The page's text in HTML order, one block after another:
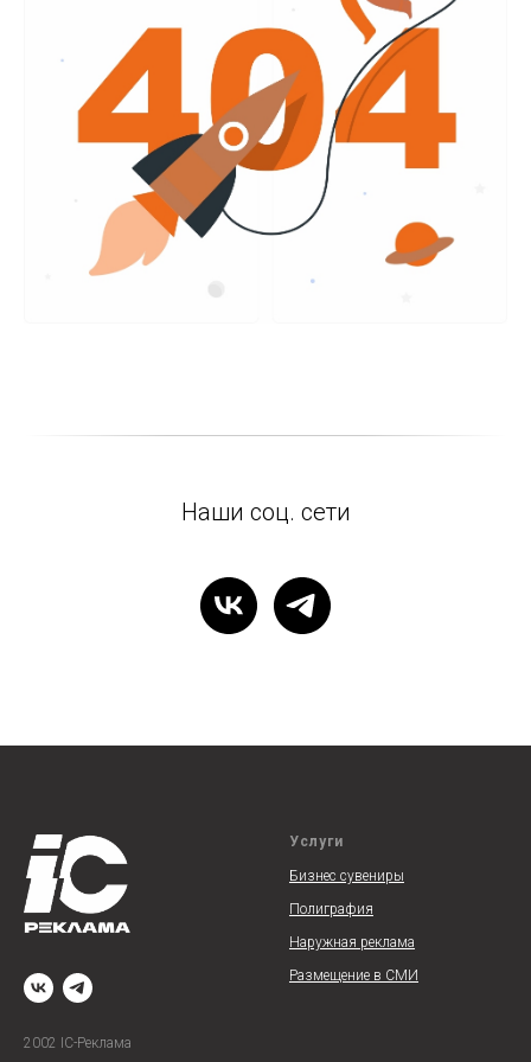
Наши соц. сети
2002 IC-Реклама
Услуги
Бизнес сувениры
Полиграфия
Наружная реклама
Размещение в СМИ